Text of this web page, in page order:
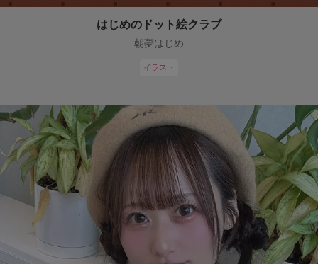
はじめのドット絵クラブ
朝夢はじめ
イラスト